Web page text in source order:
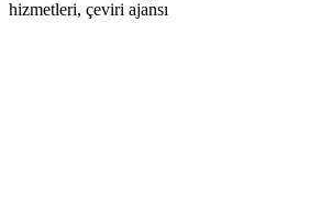
hizmetleri, çeviri ajansı